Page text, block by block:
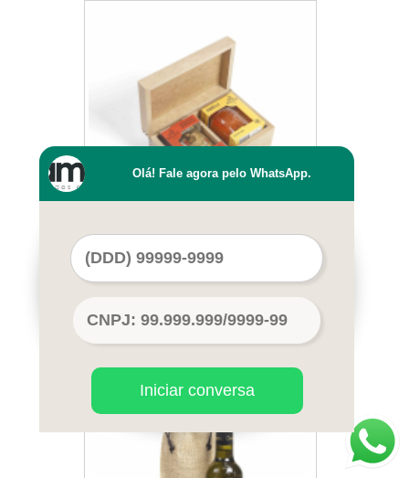
loja para comprar kit brindes
Olá! Fale agora pelo WhatsApp.
Iniciar conversa